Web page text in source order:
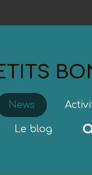
News
Le blog